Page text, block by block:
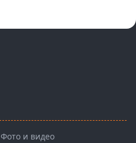
Фото и видео